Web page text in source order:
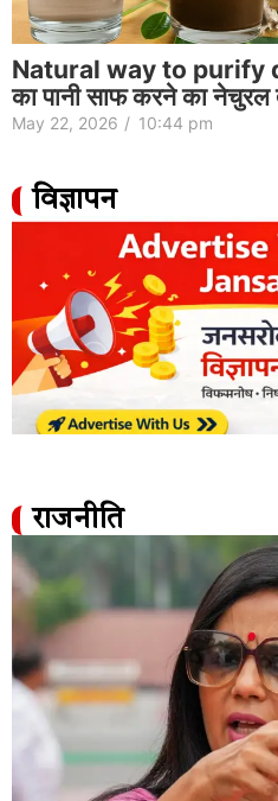
Natural way to purify
का पानी साफ करने का नेचुरल
May 22, 2026 / 10:44 pm
विज्ञापन
राजनीति